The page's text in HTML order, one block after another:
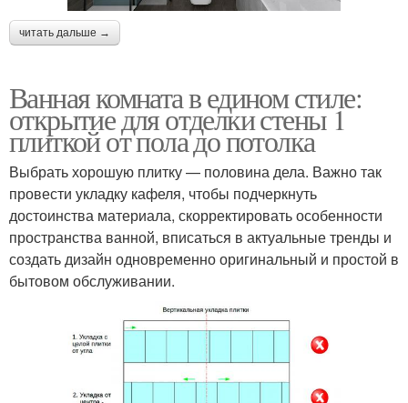
читать дальше →
Ванная комната в едином стиле:
открытие для отделки стены 1
плиткой от пола до потолка
Выбрать хорошую плитку — половина дела. Важно так
провести укладку кафеля, чтобы подчеркнуть
достоинства материала, скорректировать особенности
пространства ванной, вписаться в актуальные тренды и
создать дизайн одновременно оригинальный и простой в
бытовом обслуживании.